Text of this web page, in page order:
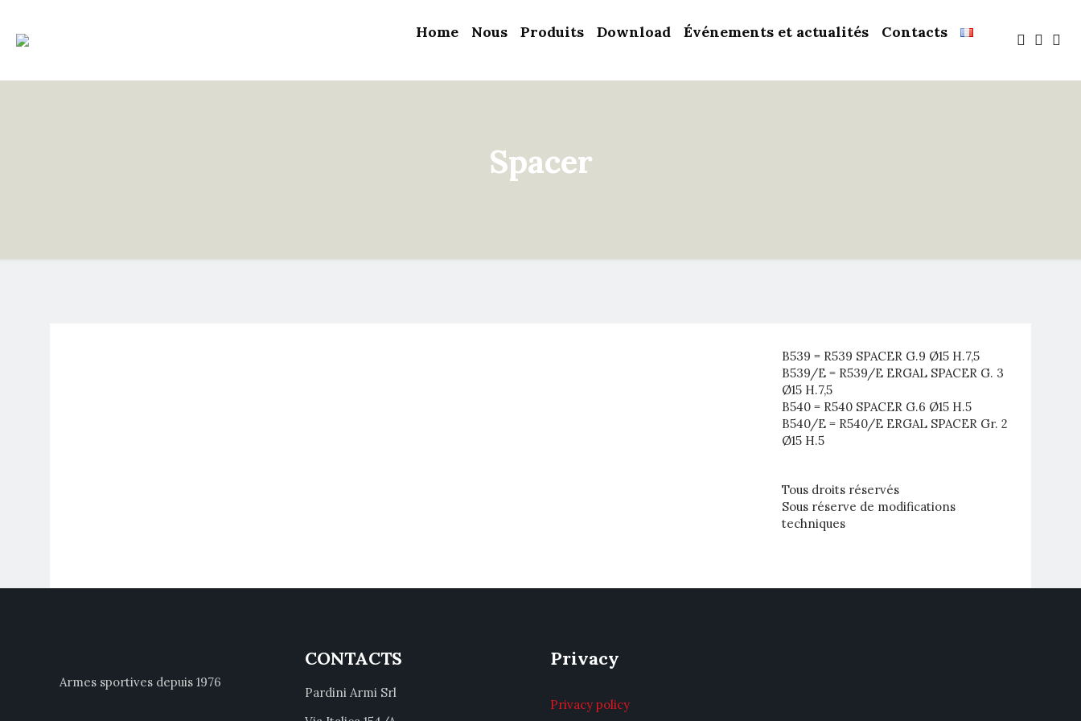
Home Nous Produits Download Événements et actualités Contacts
Spacer
B539 = R539 SPACER G.9 Ø15 H.7,5
B539/E = R539/E ERGAL SPACER G. 3
Ø15 H.7,5
B540 = R540 SPACER G.6 Ø15 H.5
B540/E = R540/E ERGAL SPACER Gr. 2
Ø15 H.5
Tous droits réservés
Sous réserve de modifications
techniques
Armes sportives depuis 1976
CONTACTS
Pardini Armi Srl
Privacy
Privacy policy